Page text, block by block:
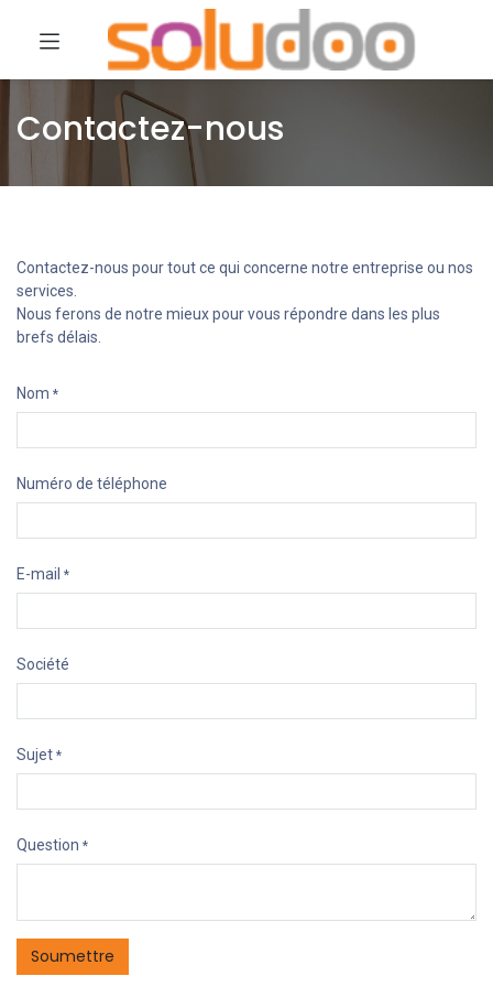
Contactez-nous
Contactez-nous pour tout ce qui concerne notre entreprise ou nos
services.
Nous ferons de notre mieux pour vous répondre dans les plus
brefs délais.
Nom *
Numéro de téléphone
E-mail *
Société
Sujet *
Question *
Soumettre